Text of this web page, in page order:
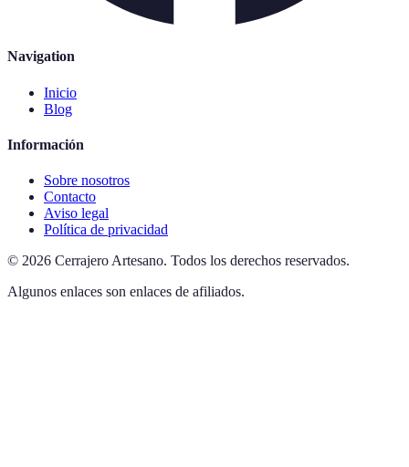
Navigation
Inicio
Blog
Información
Sobre nosotros
Contacto
Aviso legal
Política de privacidad
© 2026 Cerrajero Artesano. Todos los derechos reservados.
Algunos enlaces son enlaces de afiliados.